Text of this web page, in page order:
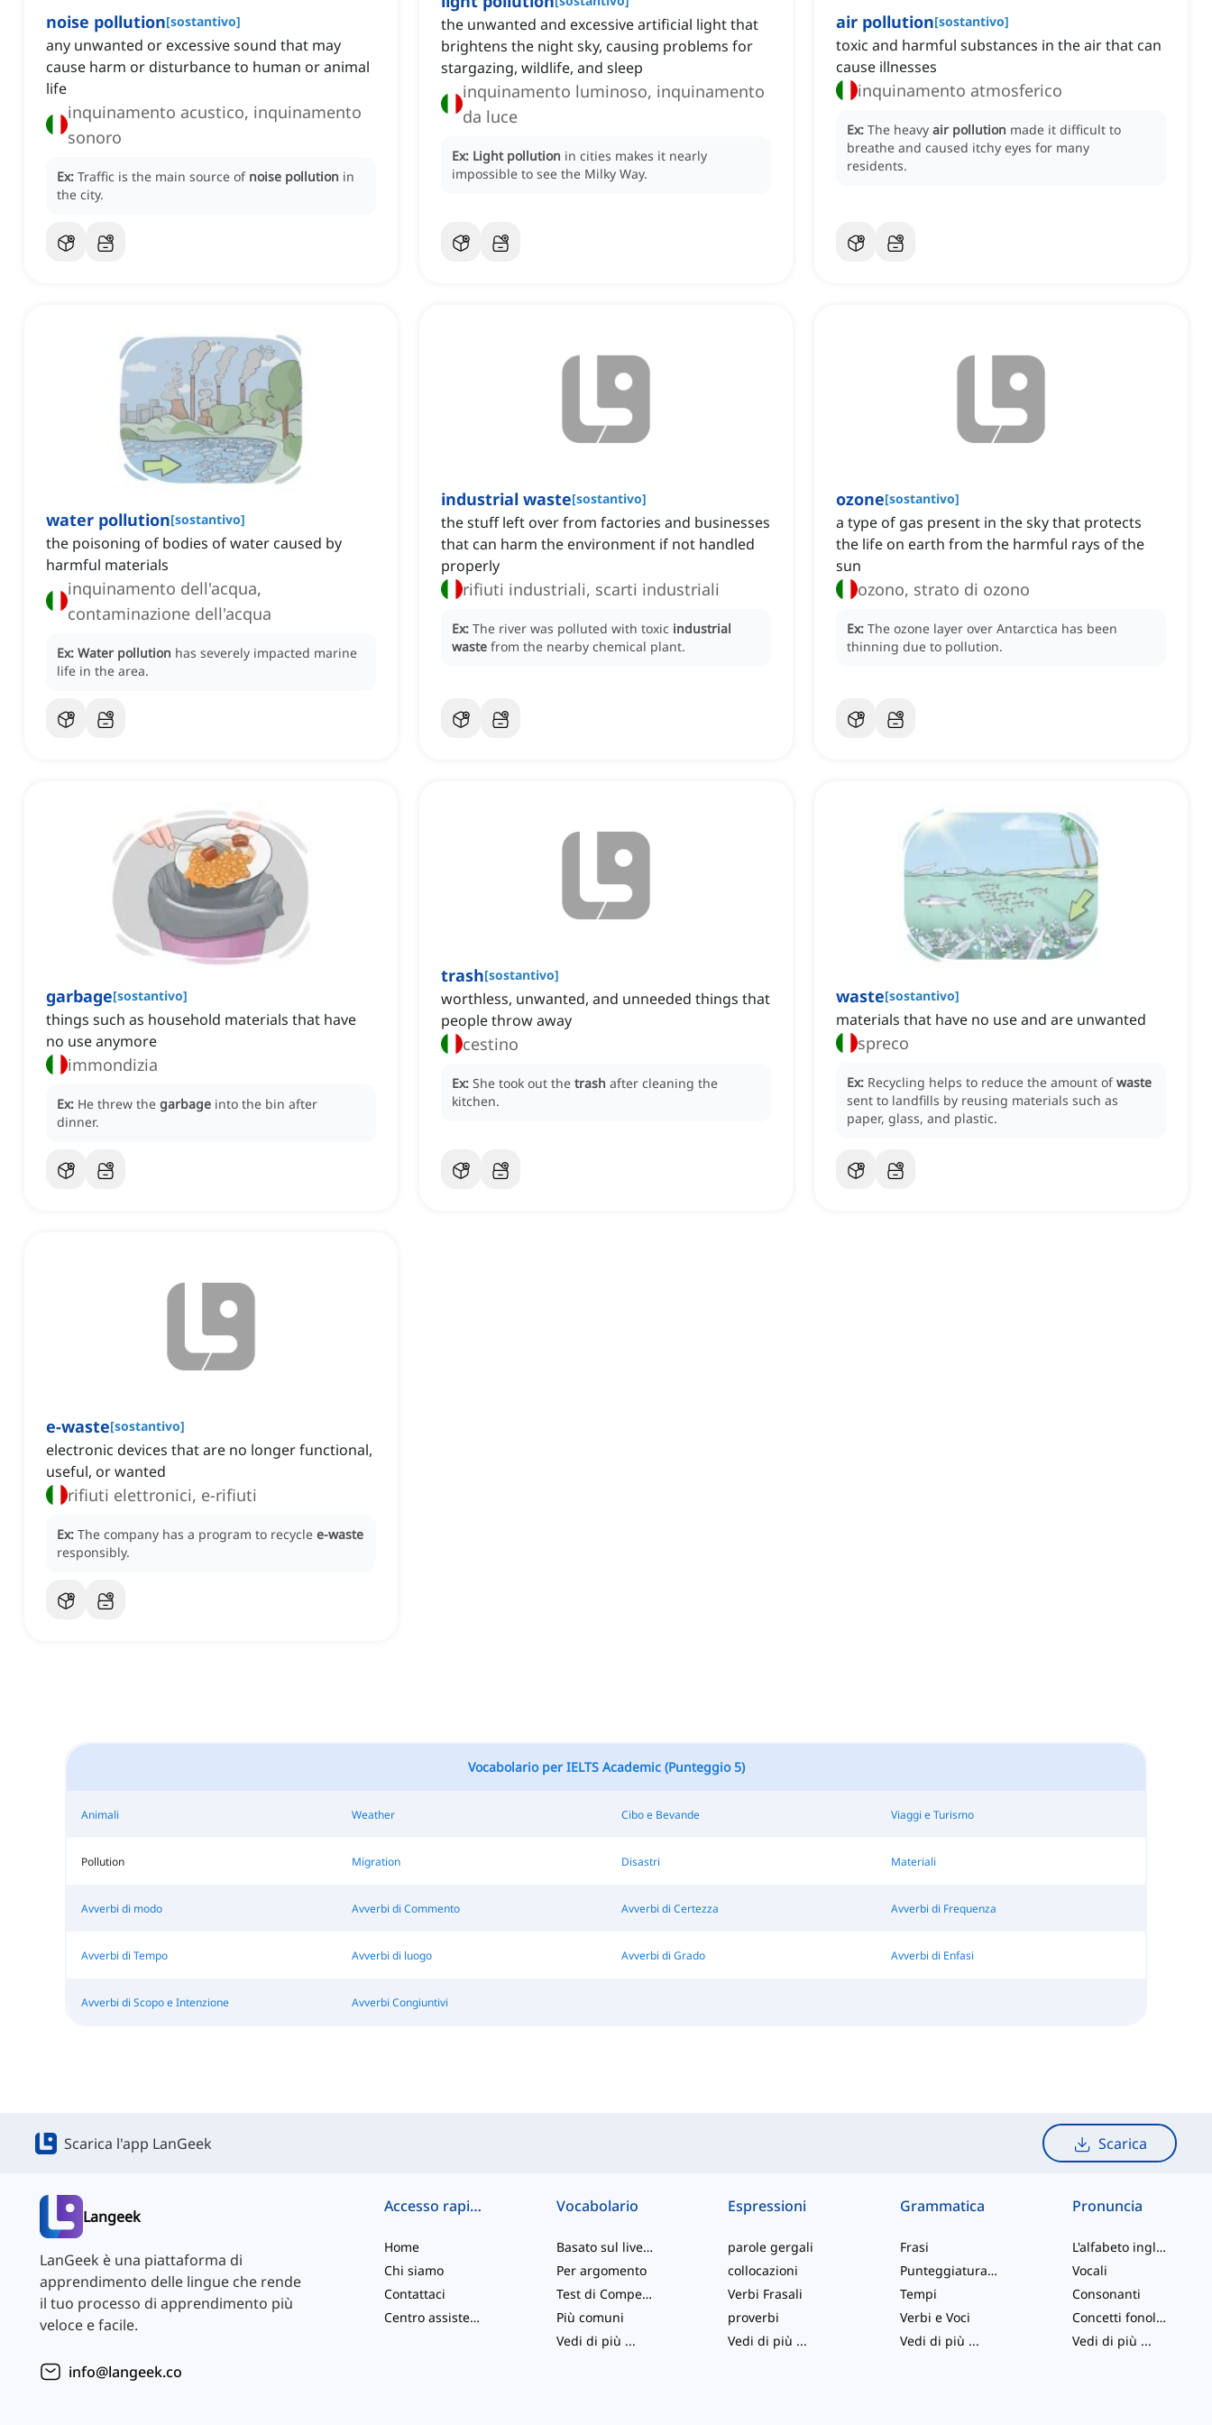
noise pollution[sostantivo]
any unwanted or excessive sound that may
cause harm or disturbance to human or animal
life
inquinamento acustico, inquinamento
sonoro
Ex: Traffic is the main source of noise pollution in
the city.
the unwanted and excessive artificial light that
brightens the night sky, causing problems for
stargazing, wildlife, and sleep
inquinamento luminoso, inquinamento
da luce
Ex: Light pollution in cities makes it nearly
impossible to see the Milky Way.
air pollution[sostantivo]
toxic and harmful substances in the air that can
cause illnesses
inquinamento atmosferico
Ex: The heavy air pollution made it difficult to
breathe and caused itchy eyes for many
residents.
water pollution[sostantivo]
the poisoning of bodies of water caused by
harmful materials
inquinamento dell'acqua,
contaminazione dell'acqua
Ex: Water pollution has severely impacted marine
life in the area.
industrial waste[sostantivo]
the stuff left over from factories and businesses
that can harm the environment if not handled
properly
rifiuti industriali, scarti industriali
Ex: The river was polluted with toxic industrial
waste from the nearby chemical plant.
ozone[sostantivo]
a type of gas present in the sky that protects
the life on earth from the harmful rays of the
sun
ozono, strato di ozono
Ex: The ozone layer over Antarctica has been
thinning due to pollution.
garbage[sostantivo]
things such as household materials that have
no use anymore
immondizia
Ex: He threw the garbage into the bin after
dinner.
trash[sostantivo]
worthless, unwanted, and unneeded things that
people throw away
cestino
Ex: She took out the trash after cleaning the
kitchen.
waste[sostantivo]
materials that have no use and are unwanted
spreco
Ex: Recycling helps to reduce the amount ofwaste
sent to landfills by reusing materials such as
paper, glass, and plastic.
e-waste[sostantivo]
electronic devices that are no longer functional,
useful, or wanted
rifiuti elettronici, e-rifiuti
Ex: The company has a program to recycle e-waste
responsibly.
Vocabolario per IELTS Academic (Punteggio 5)
Animali Weather Cibo e Bevande Viaggi e Turismo
Pollution Migration Disastri Materiali
Avverbi di modo Avverbi di Commento Avverbi di Certezza Avverbi di Frequenza
Avverbi di Tempo Avverbi di luogo Avverbi di Grado Avverbi di Enfasi
Avverbi di Scopo e Intenzione Avverbi Congiuntivi
Scarica l'app LanGeek Scarica
Langeek
LanGeek è una piattaforma di
apprendimento delle lingue che rende
il tuo processo di apprendimento più
veloce e facile.
info@langeek.co
Accesso rapido
Home
Chi siamo
Contattaci
Centro assistenza
Vocabolario
Basato sul livello
Per argomento
Test di Competenza
Più comuni
Vedi di più ...
Espressioni
parole gergali
collocazioni
Verbi Frasali
proverbi
Vedi di più ...
Grammatica
Frasi
Punteggiatura e Ortografia
Tempi
Verbi e Voci
Vedi di più ...
Pronuncia
L'alfabeto inglese
Vocali
Consonanti
Concetti fonologici
Vedi di più ...